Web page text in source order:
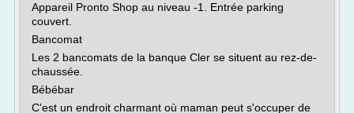
Appareil Pronto Shop au niveau -1. Entrée parking
couvert.
Bancomat
Les 2 bancomats de la banque Cler se situent au rez-de-
chaussée.
Bébébar
C'est un endroit charmant où maman peut s'occuper de